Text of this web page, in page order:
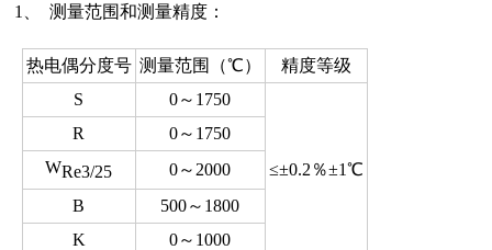
1、 测量范围和测量精度：
热电偶分度号 测量范围（℃）
精度等级
S
0～1750
≤±0.2％±1℃
R
0～1750
WRe3/25
0～2000
B
500～1800
K
0～1000